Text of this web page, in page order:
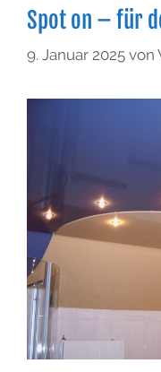
Spot on – für
9. Januar 2025 von